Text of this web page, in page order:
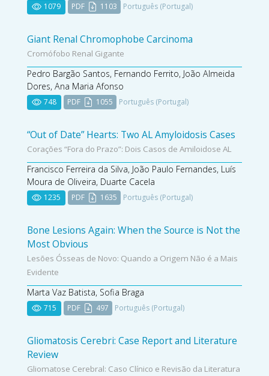
1079 PDF 1103 Português (Portugal)
Giant Renal Chromophobe Carcinoma
Cromófobo Renal Gigante
Pedro Bargão Santos, Fernando Ferrito, João Almeida
Dores, Ana Maria Afonso
748 PDF 1055 Português (Portugal)
“Out of Date” Hearts: Two AL Amyloidosis Cases
Corações “Fora do Prazo”: Dois Casos de Amiloidose AL
Francisco Ferreira da Silva, João Paulo Fernandes, Luís
Moura de Oliveira, Duarte Cacela
1235 PDF 1635 Português (Portugal)
Bone Lesions Again: When the Source is Not the
Most Obvious
Lesões Ósseas de Novo: Quando a Origem Não é a Mais
Evidente
Marta Vaz Batista, Sofia Braga
715 PDF 497 Português (Portugal)
Gliomatosis Cerebri: Case Report and Literature
Review
Gliomatose Cerebral: Caso Clínico e Revisão da Literatura